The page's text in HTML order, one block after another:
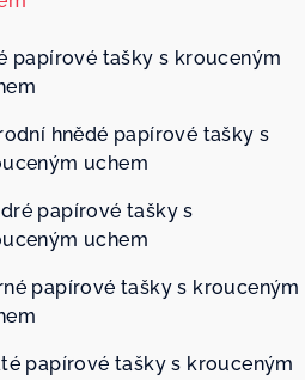
papírové tašky s krouceným
hnědé papírové tašky s
uchem
papírové tašky s
uchem
papírové tašky s krouceným
papírové tašky s krouceným